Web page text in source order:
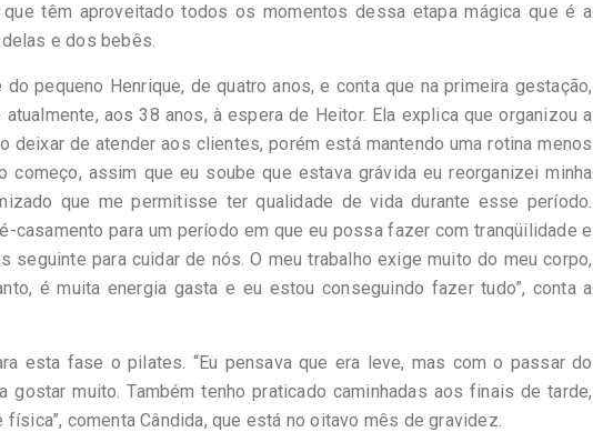
têm aproveitado todos os momentos dessa etapa mágica que é a
e dos bebês.
pequeno Henrique, de quatro anos, e conta que na primeira gestação,
aos 38 anos, à espera de Heitor. Ela explica que organizou a
deixar de atender aos clientes, porém está mantendo uma rotina menos
começo, assim que eu soube que estava grávida eu reorganizei minha
que me permitisse ter qualidade de vida durante esse período.
para um período em que eu possa fazer com tranqüilidade e
para cuidar de nós. O meu trabalho exige muito do meu corpo,
é muita energia gasta e eu estou conseguindo fazer tudo”, conta a
esta fase o pilates. “Eu pensava que era leve, mas com o passar do
muito. Também tenho praticado caminhadas aos finais de tarde,
comenta Cândida, que está no oitavo mês de gravidez.